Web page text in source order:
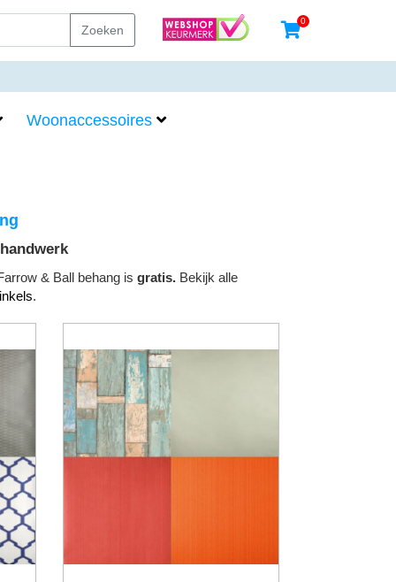
Zoeken
0
Woonaccessoires
& Ball behang is gratis. Bekijk alle
.